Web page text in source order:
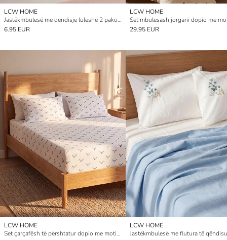
LCW HOME
Jastëkmbulesë me qëndisje luleshë 2 pako 50x70 cm
6.95 EUR
LCW HOME
29.95 EUR
LCW HOME
Set çarçafësh të përshtatur dopio me motive
LCW HOME